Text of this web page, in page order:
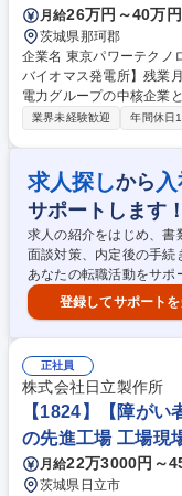
月給26万円～40万円
茨城県那珂郡
企業名 東京パワーテクノロジー株式会社 求人
バイオマス発電所】残業月20h：
電力グループの中核企業
ス等の発電設備の運転管
き方について】 ・社員
残業を2割ほど減らし、
取得しやすく、産休・育
的にスキルを磨きながら活
東海村【運転管理:火力
0%出資
業界未経験歓迎 年間休日
求人探しから
サポートします！
求人の紹介をはじめ、書
面談対策、内定後の手続
あなたの転職活動をサポ
登録してサポート
正社員
株式会社日立製作所
【1824】【障が
の先進工場 工場現
月給22万3000円～
茨城県日立市